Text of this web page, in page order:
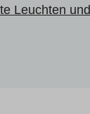
Leuchten